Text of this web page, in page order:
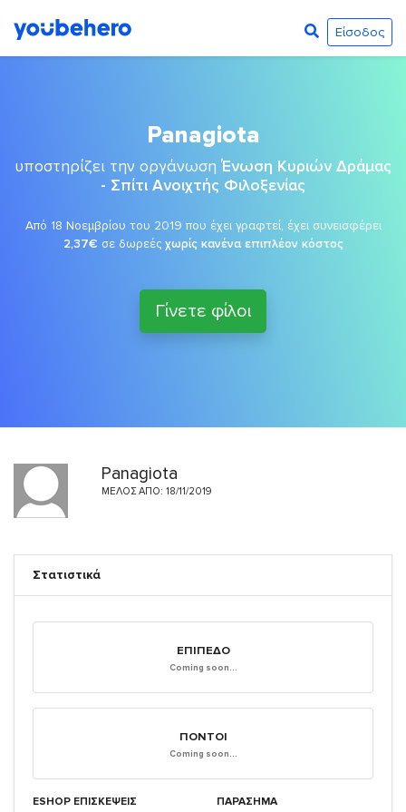
Είσοδος
Panagiota
υποστηρίζει την οργάνωση Ένωση Κυριών Δράμας
- Σπίτι Ανοιχτής Φιλοξενίας
Από 18 Νοεμβρίου του 2019 που έχει γραφτεί, έχει συνεισφέρει
2,37€ σε δωρεές χωρίς κανένα επιπλέον κόστος
Γίνετε φίλοι
Panagiota
ΜΈΛΟΣ ΑΠΌ: 18/11/2019
Στατιστικά
ΕΠΊΠΕΔΟ
Coming soon...
ΠΌΝΤΟΙ
Coming soon...
ESHOP ΕΠΙΣΚΈΨΕΙΣ ΠΑΡΑΣΗΜΑ